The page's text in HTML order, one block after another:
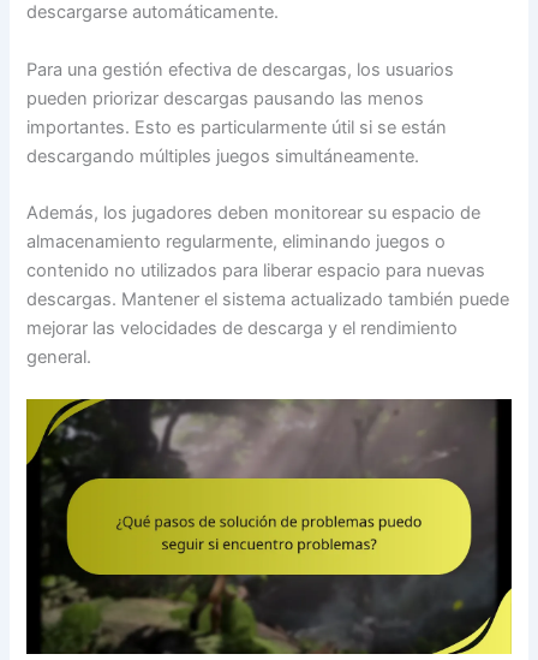
descargarse automáticamente.
Para una gestión efectiva de descargas, los usuarios
pueden priorizar descargas pausando las menos
importantes. Esto es particularmente útil si se están
descargando múltiples juegos simultáneamente.
Además, los jugadores deben monitorear su espacio de
almacenamiento regularmente, eliminando juegos o
contenido no utilizados para liberar espacio para nuevas
descargas. Mantener el sistema actualizado también puede
mejorar las velocidades de descarga y el rendimiento
general.